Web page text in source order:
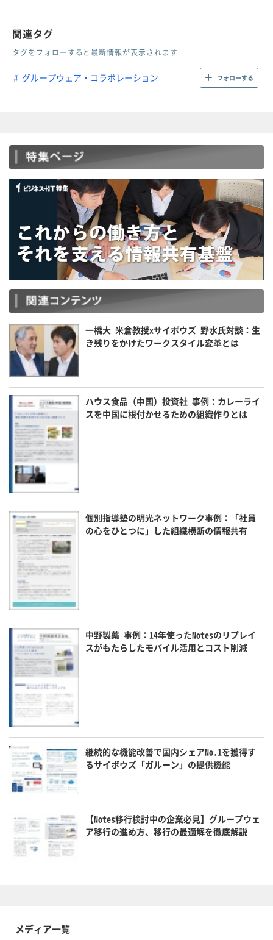
関連タグ
タグをフォローすると最新情報が表示されます
グループウェア・コラボレーション フォローする
一橋大 米倉教授xサイボウズ 野水氏対談：生
き残りをかけたワークスタイル変革とは
ハウス食品（中国）投資社 事例：カレーライ
スを中国に根付かせるための組織作りとは
個別指導塾の明光ネットワーク事例：「社員
の心をひとつに」した組織横断の情報共有
中野製薬 事例：14年使ったNotesのリプレイ
スがもたらしたモバイル活用とコスト削減
継続的な機能改善で国内シェアNo.1を獲得す
るサイボウズ「ガルーン」の提供機能
【Notes移行検討中の企業必見】グループウェ
ア移行の進め方、移行の最適解を徹底解説
メディア一覧